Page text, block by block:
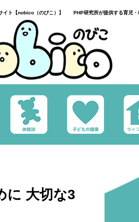
イト【nobico（のびこ）】 PHP研究所が提供する育児・
に 大切な3